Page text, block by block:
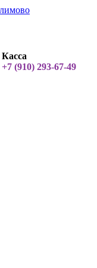
Касса
+7 (910) 293-67-49